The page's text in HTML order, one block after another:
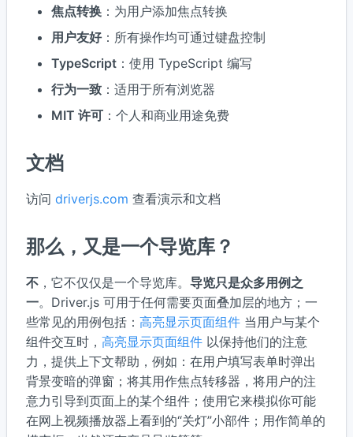
焦点转换 ：为用户添加焦点转换
用户友好：所有操作均可通过键盘控制
TypeScript ：使用 TypeScript 编写
行为一致 ：适用于所有浏览器
MIT 许可 ：个人和商业用途免费
文档
访问 driverjs.com 查看演示和文档
那么，又是一个导览库？
不 ，它不仅仅是一个导览库。 导览只是众多用例之
一。Driver.js 可用于任何需要页面叠加层的地方；一
些常见的用例包括： 高亮显示页面组件 当用户与某个
组件交互时， 高亮显示页面组件 以保持他们的注意
力，提供上下文帮助，例如：在用户填写表单时弹出
背景变暗的弹窗；将其用作焦点转移器，将用户的注
意力引导到页面上的某个组件；使用它来模拟你可能
在网上视频播放器上看到的“关灯”小部件；用作简单的